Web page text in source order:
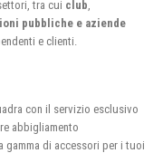
tra cui club
pubbliche e aziende
e clienti.
con il servizio esclusivo
abbigliamento
di accessori per i tuoi